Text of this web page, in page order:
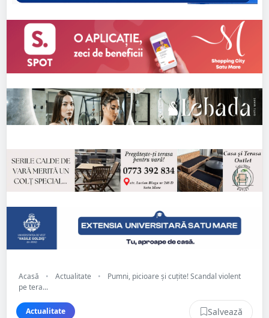
Acasă • Actualitate •
Pumni, picioare și cuțite! Scandal violent
pe tera...
Actualitate Salvează